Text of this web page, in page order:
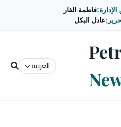
فاطمة الفار
عادل البكل
العربية